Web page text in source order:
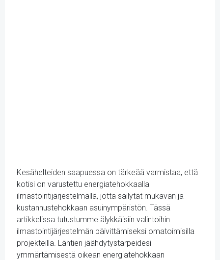
Kesähelteiden saapuessa on tärkeää varmistaa, että
kotisi on varustettu energiatehokkaalla
ilmastointijärjestelmällä, jotta säilytät mukavan ja
kustannustehokkaan asuinympäristön. Tässä
artikkelissa tutustumme älykkäisiin valintoihin
ilmastointijärjestelmän päivittämiseksi omatoimisilla
projekteilla. Lähtien jäähdytystarpeidesi
ymmärtämisestä oikean energiatehokkaan